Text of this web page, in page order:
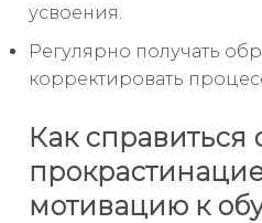
усвоения.
Регулярно получать
корректировать
Как справиться
мотивацию к